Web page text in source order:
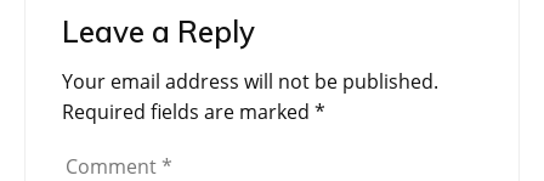
Leave a Reply
Your email address will not be published.
Required fields are marked *
Comment *